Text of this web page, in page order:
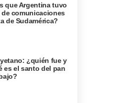
que Argentina tuvo
de comunicaciones
de Sudamérica?
¿quién fue y
es el santo del pan